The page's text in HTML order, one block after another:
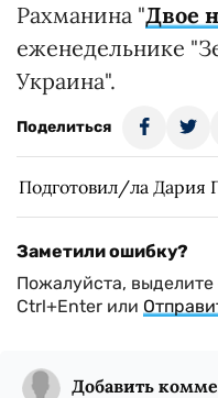
Рахманина "Двое
еженедельнике
Украина".
Поделиться
Подготовил/ла Дария
Заметили ошибку?
Пожалуйста,
Ctrl+Enter или
Добавить